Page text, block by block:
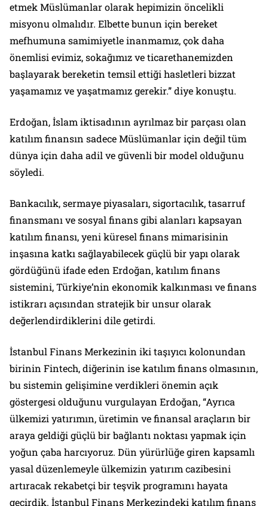
etmek Müslümanlar olarak hepimizin öncelikli
misyonu olmalıdır. Elbette bunun için bereket
mefhumuna samimiyetle inanmamız, çok daha
önemlisi evimiz, sokağımız ve ticarethanemizden
başlayarak bereketin temsil ettiği hasletleri bizzat
yaşamamız ve yaşatmamız gerekir.” diye konuştu.
Erdoğan, İslam iktisadının ayrılmaz bir parçası olan
katılım finansın sadece Müslümanlar için değil tüm
dünya için daha adil ve güvenli bir model olduğunu
söyledi.
Bankacılık, sermaye piyasaları, sigortacılık, tasarruf
finansmanı ve sosyal finans gibi alanları kapsayan
katılım finansı, yeni küresel finans mimarisinin
inşasına katkı sağlayabilecek güçlü bir yapı olarak
gördüğünü ifade eden Erdoğan, katılım finans
sistemini, Türkiye’nin ekonomik kalkınması ve finans
istikrarı açısından stratejik bir unsur olarak
değerlendirdiklerini dile getirdi.
İstanbul Finans Merkezinin iki taşıyıcı kolonundan
birinin Fintech, diğerinin ise katılım finans olmasının,
bu sistemin gelişimine verdikleri önemin açık
göstergesi olduğunu vurgulayan Erdoğan, “Ayrıca
ülkemizi yatırımın, üretimin ve finansal araçların bir
araya geldiği güçlü bir bağlantı noktası yapmak için
yoğun çaba harcıyoruz. Dün yürürlüğe giren kapsamlı
yasal düzenlemeyle ülkemizin yatırım cazibesini
artıracak rekabetçi bir teşvik programını hayata
geçirdik. İstanbul Finans Merkezindeki katılım finans